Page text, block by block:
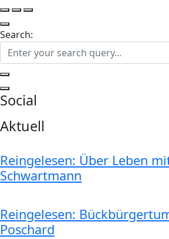
Search:
Social
Aktuell
Reingelesen: Über Leben
Schwartmann
Reingelesen:
Poschard